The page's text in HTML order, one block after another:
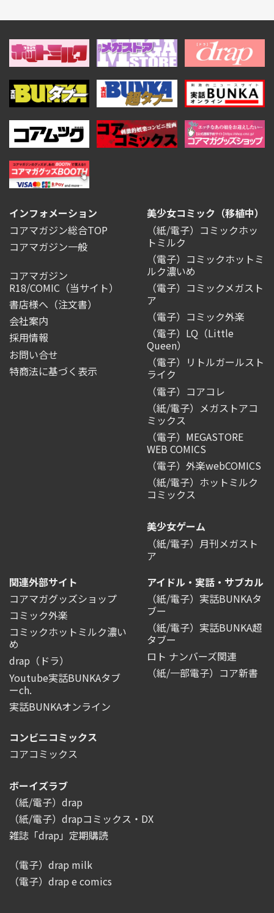
インフォメーション
コアマガジン総合TOP
コアマガジン一般
コアマガジン
R18/COMIC （当サイト）
書店様へ（注文書）
会社案内
採用情報
お問い合せ
特商法に基づく表示
美少女コミック（移植中）
（紙/電子）コミックホッ
トミルク
（電子）コミックホットミ
ルク濃いめ
（電子）コミックメガスト
ア
（電子）コミック外楽
（電子）LQ（Little
Queen）
（電子）リトルガールスト
ライク
（電子）コアコレ
（紙/電子）メガストアコ
ミックス
（電子）MEGASTORE
WEB COMICS
（電子）外楽webCOMICS
（紙/電子）ホットミルク
コミックス
美少女ゲーム
（紙/電子）月刊メガスト
ア
関連外部サイト
コアマガグッズショップ
コミック外楽
コミックホットミルク濃い
め
drap（ドラ）
Youtube実話BUNKAタブ
ーch.
実話BUNKAオンライン
アイドル・実話・サブカル
（紙/電子）実話BUNKAタ
ブー
（紙/電子）実話BUNKA超
タブー
ロト ナンバーズ関連
（紙/一部電子）コア新書
コンビニコミックス
コアコミックス
ボーイズラブ
（紙/電子）drap
（紙/電子）drapコミックス・DX
雑誌「drap」定期購読
（電子）drap milk
（電子）drap e comics